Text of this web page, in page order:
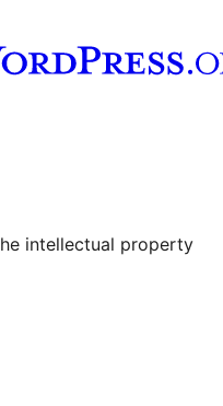
de YouTube
cuenta de Tumblr
intellectual property